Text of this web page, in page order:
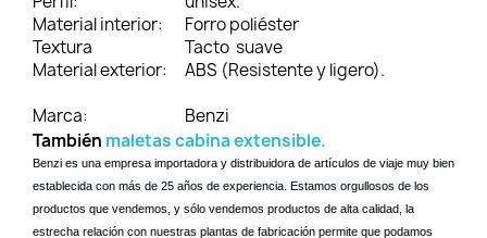
Material interior:
Forro poliéster
Textura
Tacto suave
Material exterior:
ABS (Resistente y ligero).
Marca:
Benzi
También maletas cabina extensible.
Benzi es una empresa importadora y distribuidora de artículos de viaje muy bien
establecida con más de 25 años de experiencia. Estamos orgullosos de los
productos que vendemos, y sólo vendemos productos de alta calidad, la
estrecha relación con nuestras plantas de fabricación permite que podamos